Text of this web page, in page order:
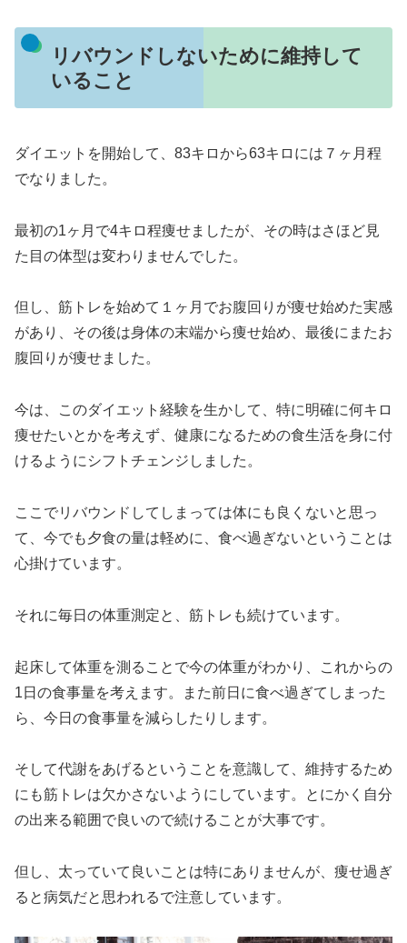
リバウンドしないために維持して
いること
ダイエットを開始して、83キロから63キロには７ヶ月程
でなりました。
最初の1ヶ月で4キロ程痩せましたが、その時はさほど見
た目の体型は変わりませんでした。
但し、筋トレを始めて１ヶ月でお腹回りが痩せ始めた実感
があり、その後は身体の末端から痩せ始め、最後にまたお
腹回りが痩せました。
今は、このダイエット経験を生かして、特に明確に何キロ
痩せたいとかを考えず、健康になるための食生活を身に付
けるようにシフトチェンジしました。
ここでリバウンドしてしまっては体にも良くないと思っ
て、今でも夕食の量は軽めに、食べ過ぎないということは
心掛けています。
それに毎日の体重測定と、筋トレも続けています。
起床して体重を測ることで今の体重がわかり、これからの
1日の食事量を考えます。また前日に食べ過ぎてしまった
ら、今日の食事量を減らしたりします。
そして代謝をあげるということを意識して、維持するため
にも筋トレは欠かさないようにしています。とにかく自分
の出来る範囲で良いので続けることが大事です。
但し、太っていて良いことは特にありませんが、痩せ過ぎ
ると病気だと思われるで注意しています。